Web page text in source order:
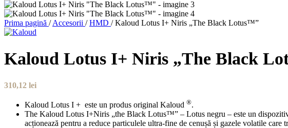
Prima pagină / Accesorii / HMD / Kaloud Lotus I+ Niris „The Black Lotus™”
Kaloud Lotus I+ Niris „The Black
310,12 lei
Kaloud Lotus I + este un produs original Kaloud ®.
The Kaloud Lotus I+Niris „the Black Lotus™” – Lotus negru – este un dispozitiv
acționează pentru a reduce particulele ultra-fine de cenușă și gazele volatile